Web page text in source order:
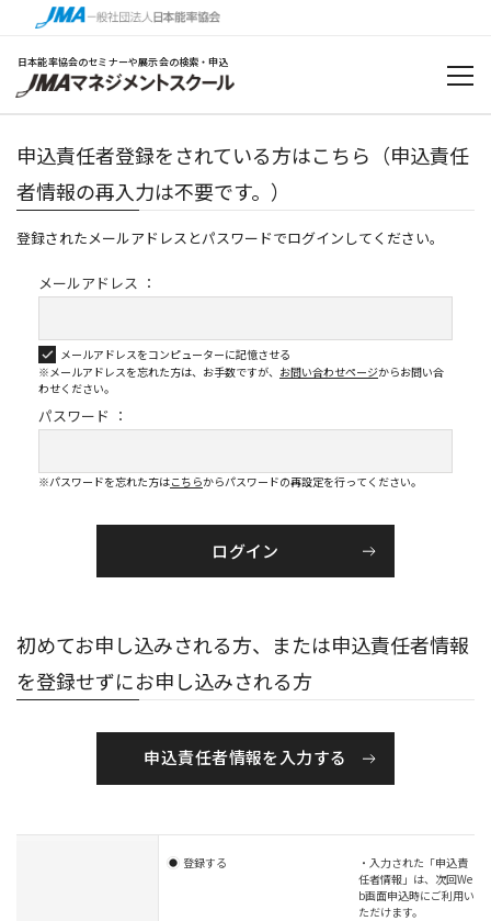
日本能率協会のセミナーや展示会の検索・申込
申込責任者登録をされている方はこちら（申込責任
者情報の再入力は不要です。）
登録されたメールアドレスとパスワードでログインしてください。
メールアドレス ：
メールアドレスをコンピューターに記憶させる
※メールアドレスを忘れた方は、お手数ですが、 お問い合わせページからお問い合
わせください。
パスワード ：
※パスワードを忘れた方はこちらからパスワードの再設定を行ってください。
初めてお申し込みされる方、または申込責任者情報
を登録せずにお申し込みされる方
申込責任者情報を入力する
登録する
・入力された「申込責
任者情報」は、次回We
b画面申込時にご利用い
ただけます。